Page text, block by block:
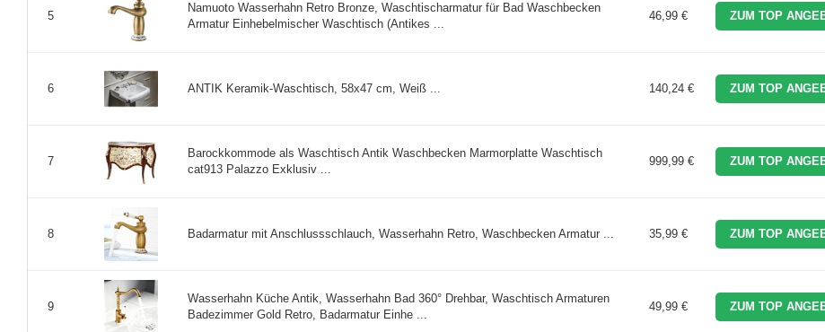
5
Namuoto Wasserhahn Retro Bronze, Waschtischarmatur für Bad Waschbecken
Armatur Einhebelmischer Waschtisch (Antikes ...
46,99 € ZUM TOP
6 ANTIK Keramik-Waschtisch, 58x47 cm, Weiß ... 140,24 € ZUM TOP
7
Barockkommode als Waschtisch Antik Waschbecken Marmorplatte Waschtisch
cat913 Palazzo Exklusiv ...
999,99 € ZUM TOP
8 Badarmatur mit Anschlussschlauch, Wasserhahn Retro, Waschbecken Armatur ... 35,99 € ZUM TOP
9
Wasserhahn Küche Antik, Wasserhahn Bad 360° Drehbar, Waschtisch Armaturen
Badezimmer Gold Retro, Badarmatur Einhe ...
49,99 € ZUM TOP